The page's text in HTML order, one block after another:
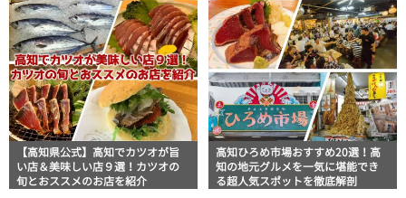
【高知県公式】高知でカツオが旨
い店＆美味しい店９選！カツオの
旬とおススメのお店を紹介
高知ひろめ市場おすすめ20選！高
知の地元グルメを一気に堪能でき
る超人気スポットを徹底解剖